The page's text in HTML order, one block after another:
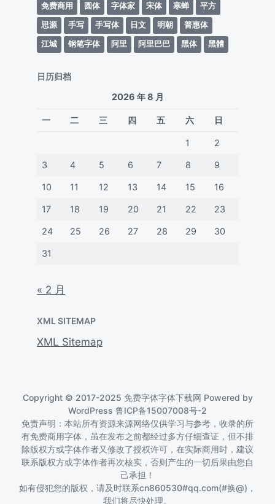
免费商用
圆体 字体家 宋体 寒蝉
平方
思源
手写 手写体 日文 明朝
普惠体
江城
钢笔字体 阿里 阿里巴巴 黑体 黑體
日历归档
2026 年 8 月
一 二 三 四 五 六 日
1 2
3 4 5 6 7 8 9
10 11 12 13 14 15 16
17 18 19 20 21 22 23
24 25 26 27 28 29 30
31
« 2 月
XML SITEMAP
XML Sitemap
Copyright © 2017-2025 免费字体字体下载网 Powered by
WordPress 鲁ICP备15007008号-2
免责声明：本站所有资源来源网络仅供学习与参考，收录的所
有免费商用字体，虽在发布之前都经过多方仔细查证，但不排
除版权方或字体作者又修改了授权许可，在实际商用时，建议
联系版权方或字体作者再次核实，否则产生的一切后果由您自
己承担！
如有侵犯您的版权，请及时联系cn860530#qq.com(#换@)，
我们将尽快处理。